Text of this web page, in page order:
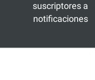
suscriptores a
notificaciones